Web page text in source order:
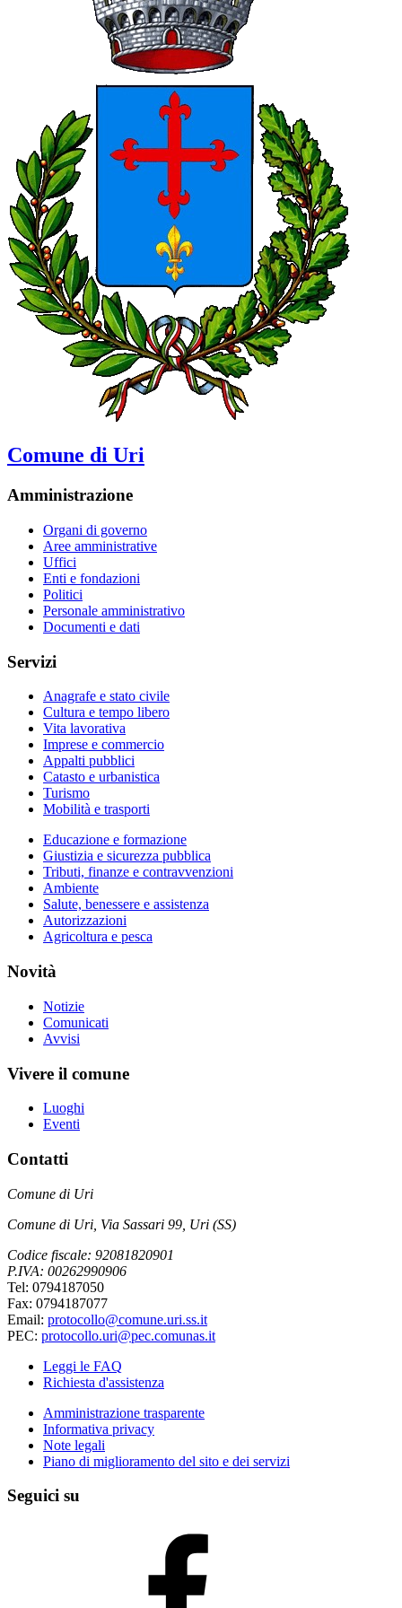
Comune di Uri
Amministrazione
Organi di governo
Aree amministrative
Uffici
Enti e fondazioni
Politici
Personale amministrativo
Documenti e dati
Servizi
Anagrafe e stato civile
Cultura e tempo libero
Vita lavorativa
Imprese e commercio
Appalti pubblici
Catasto e urbanistica
Turismo
Mobilità e trasporti
Educazione e formazione
Giustizia e sicurezza pubblica
Tributi, finanze e contravvenzioni
Ambiente
Salute, benessere e assistenza
Autorizzazioni
Agricoltura e pesca
Novità
Notizie
Comunicati
Avvisi
Vivere il comune
Luoghi
Eventi
Contatti
Comune di Uri
Comune di Uri, Via Sassari 99, Uri (SS)
Codice fiscale: 92081820901
P.IVA: 00262990906
Tel: 0794187050
Fax: 0794187077
Email: protocollo@comune.uri.ss.it
PEC: protocollo.uri@pec.comunas.it
Leggi le FAQ
Richiesta d'assistenza
Amministrazione trasparente
Informativa privacy
Note legali
Piano di miglioramento del sito e dei servizi
Seguici su